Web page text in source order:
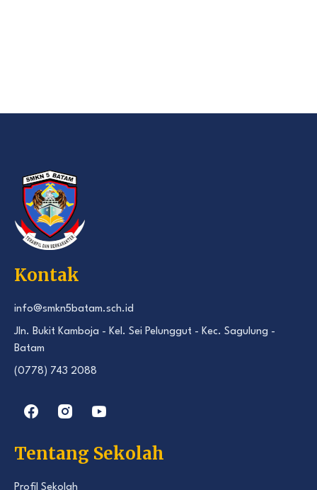
Kontak
info@smkn5batam.sch.id
Jln. Bukit Kamboja - Kel. Sei Pelunggut - Kec. Sagulung -
Batam
(0778) 743 2088
Tentang Sekolah
Profil Sekolah